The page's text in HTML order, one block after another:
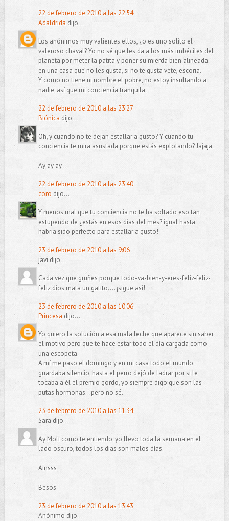
22 de febrero de 2010 a las 22:54
Adaldrida dijo...
Los anónimos muy valientes ellos, ¿o es uno solito el
valeroso chaval? Yo no sé que les da a los más imbéciles del
planeta por meter la patita y poner su mierda bien alineada
en una casa que no les gusta, si no te gusta vete, escoria.
Y como no tiene ni nombre el pobre, no estoy insultando a
nadie, así que mi conciencia tranquila.
22 de febrero de 2010 a las 23:27
Biónica dijo...
Oh, y cuando no te dejan estallar a gusto? Y cuando tu
conciencia te mira asustada porque estás explotando? Jajaja.
Ay ay ay...
22 de febrero de 2010 a las 23:40
coro dijo...
Y menos mal que tu conciencia no te ha soltado eso tan
estupendo de ¿estás en esos días del mes? igual hasta
habría sido perfecto para estallar a gusto!
23 de febrero de 2010 a las 9:06
javi dijo...
Cada vez que gruñes porque todo-va-bien-y-eres-feliz-feliz-
feliz dios mata un gatito.... ¡sigue asi!
23 de febrero de 2010 a las 10:06
Princesa dijo...
Yo quiero la solución a esa mala leche que aparece sin saber
el motivo pero que te hace estar todo el día cargada como
una escopeta.
A mí me paso el domingo y en mi casa todo el mundo
guardaba silencio, hasta el perro dejó de ladrar por si le
tocaba a él el premio gordo, yo siempre digo que son las
putas hormonas...pero no sé.
23 de febrero de 2010 a las 11:34
Sara dijo...
Ay Moli como te entiendo, yo llevo toda la semana en el
lado oscuro, todos los dias son malos días.
Ainsss
Besos
23 de febrero de 2010 a las 13:43
Anónimo dijo...